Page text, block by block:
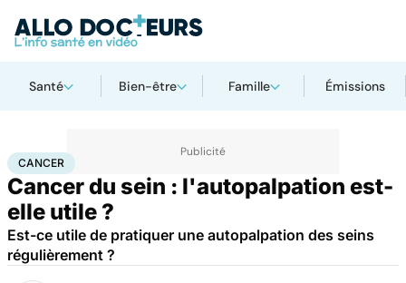
Santé Bien-être Famille Émissions
AccueilSanté Cancer
CANCER
Cancer du sein : l'autopalpation est-
elle utile ?
Est-ce utile de pratiquer une autopalpation des seins
régulièrement ?